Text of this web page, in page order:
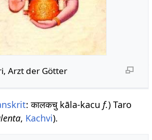
Arzt der Götter
: कालकचु kāla-kacuf.) Taro
, Kachvi).